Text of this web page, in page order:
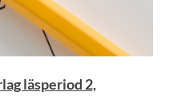
läsperiod 2,